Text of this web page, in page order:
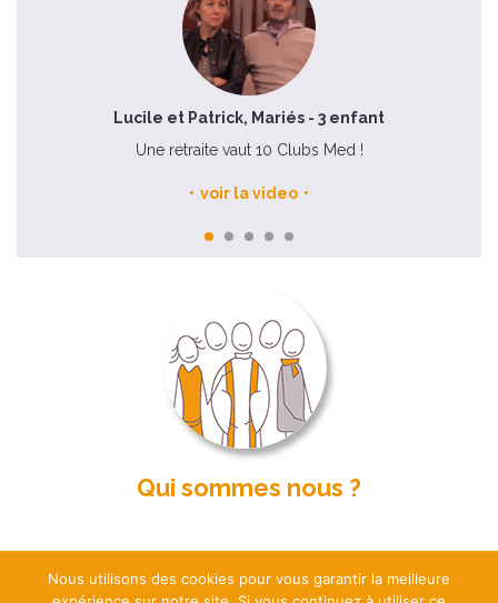
Lucile et Patrick, Mariés - 3 enfant
Une retraite vaut 10 Clubs Med !
voir la video
Qui sommes nous ?
Nous utilisons des cookies pour vous garantir la meilleure